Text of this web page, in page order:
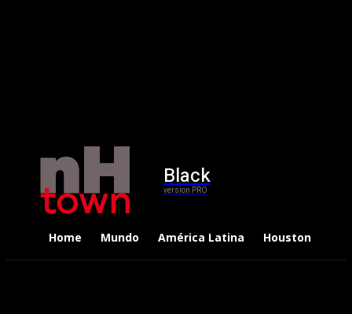
Black
version PRO
Home Mundo América Latina Houston